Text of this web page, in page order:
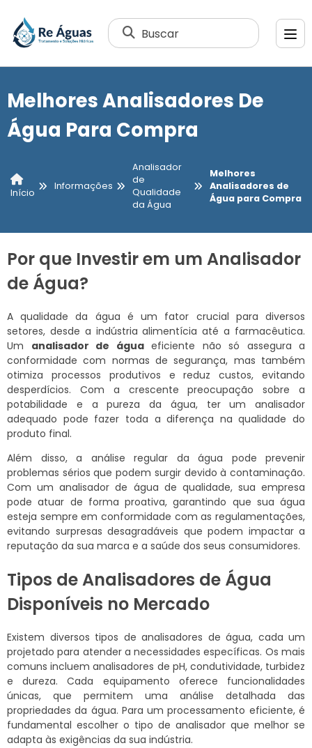
Buscar
Melhores Analisadores De
Água Para Compra
Início
Informações
Analisador
de
Qualidade
da Água
Melhores
Analisadores de
Água para Compra
Por que Investir em um Analisador
de Água?
A qualidade da água é um fator crucial para diversos
setores, desde a indústria alimentícia até a farmacêutica.
Um analisador de águaeficiente não só assegura a
conformidade com normas de segurança, mas também
otimiza processos produtivos e reduz custos, evitando
desperdícios. Com a crescente preocupação sobre a
potabilidade e a pureza da água, ter um analisador
adequado pode fazer toda a diferença na qualidade do
produto final.
Além disso, a análise regular da água pode prevenir
problemas sérios que podem surgir devido à contaminação.
Com um analisador de água de qualidade, sua empresa
pode atuar de forma proativa, garantindo que sua água
esteja sempre em conformidade com as regulamentações,
evitando surpresas desagradáveis que podem impactar a
reputação da sua marca e a saúde dos seus consumidores.
Tipos de Analisadores de Água
Disponíveis no Mercado
Existem diversos tipos de analisadores de água, cada um
projetado para atender a necessidades específicas. Os mais
comuns incluem analisadores de pH, condutividade, turbidez
e dureza. Cada equipamento oferece funcionalidades
únicas, que permitem uma análise detalhada das
propriedades da água. Para um processamento eficiente, é
fundamental escolher o tipo de analisador que melhor se
adapta às exigências da sua indústria.